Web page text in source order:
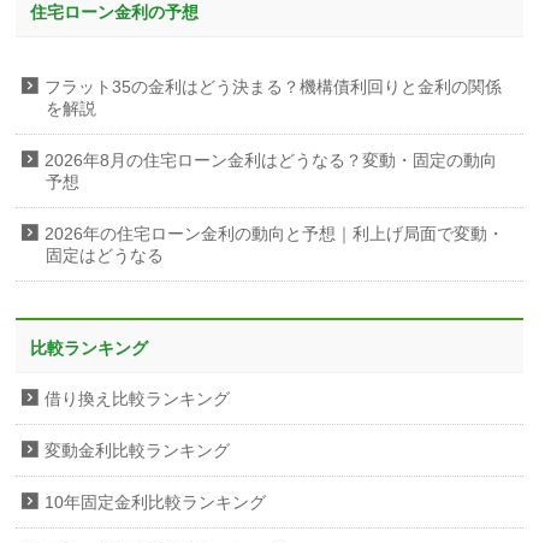
住宅ローン金利の予想
フラット35の金利はどう決まる？機構債利回りと金利の関係
を解説
2026年8月の住宅ローン金利はどうなる？変動・固定の動向
予想
2026年の住宅ローン金利の動向と予想｜利上げ局面で変動・
固定はどうなる
比較ランキング
借り換え比較ランキング
変動金利比較ランキング
10年固定金利比較ランキング